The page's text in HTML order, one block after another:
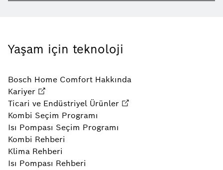
Yaşam için teknoloji
Bosch Home Comfort Hakkında
Kariyer
Ticari ve Endüstriyel Ürünler
Kombi Seçim Programı
Isı Pompası Seçim Programı
Kombi Rehberi
Klima Rehberi
Isı Pompası Rehberi